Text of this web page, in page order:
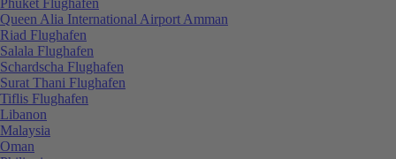
Queen Alia International Airport Amman
Riad Flughafen
Salala Flughafen
Schardscha Flughafen
Surat Thani Flughafen
Tiflis Flughafen
Libanon
Malaysia
Oman